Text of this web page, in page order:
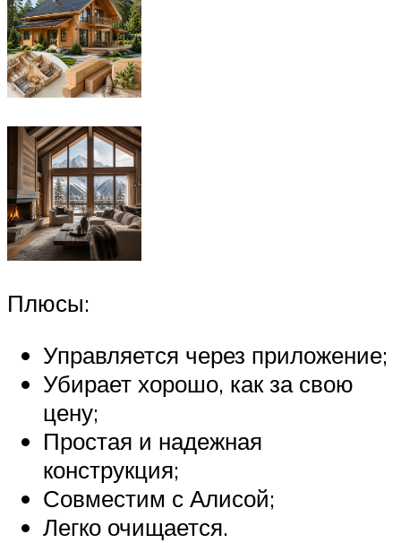
Плюсы:
Управляется через приложение;
Убирает хорошо, как за свою
цену;
Простая и надежная
конструкция;
Совместим с Алисой;
Легко очищается.